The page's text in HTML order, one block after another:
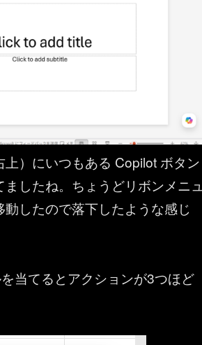
）にいつもある Copilot ボタン
したね。ちょうどリボンメニュ
したので落下したような感じ
当てるとアクションが3つほど